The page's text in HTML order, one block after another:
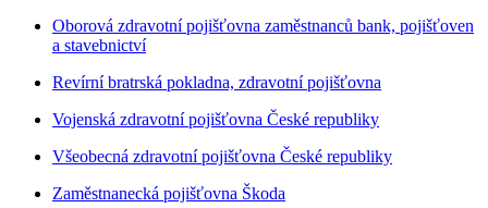
Oborová zdravotní pojišťovna zaměstnanců bank, pojišťoven
a stavebnictví
Revírní bratrská pokladna, zdravotní pojišťovna
Vojenská zdravotní pojišťovna České republiky
Všeobecná zdravotní pojišťovna České republiky
Zaměstnanecká pojišťovna Škoda